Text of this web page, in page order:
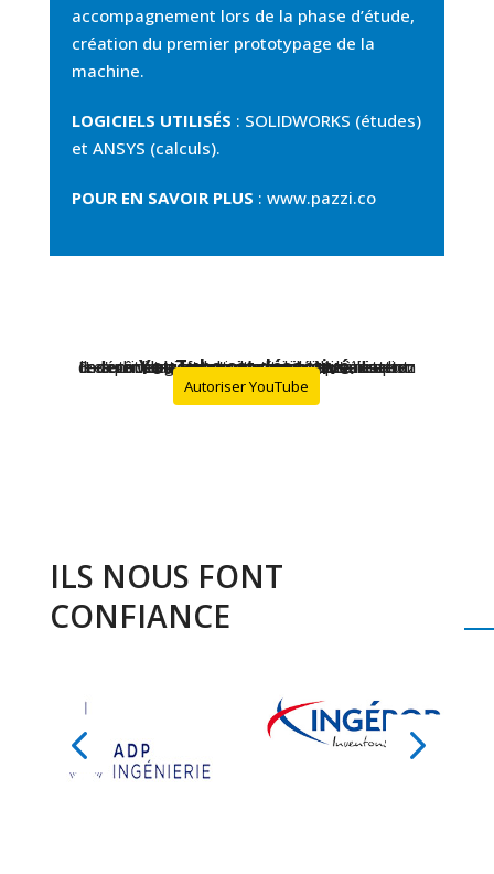
accompagnement lors de la phase d’étude,
création du premier prototypage de la
machine.
LOGICIELS UTILISÉS : SOLIDWORKS (études)
et ANSYS (calculs).
POUR EN SAVOIR PLUS : www.pazzi.co
YouTube est désactivé.
Les services de partage de vidéo permettent d'enrichir le site de contenu multimédia et augmentent sa visibilité.
En autorisant ces services tiers, vous acceptez le dépôt et la lecture de cookies et l'utilisation de technologies de suivi nécessaires à leur bon fonctionnement.
Autoriser YouTube
ILS NOUS FONT
CONFIANCE